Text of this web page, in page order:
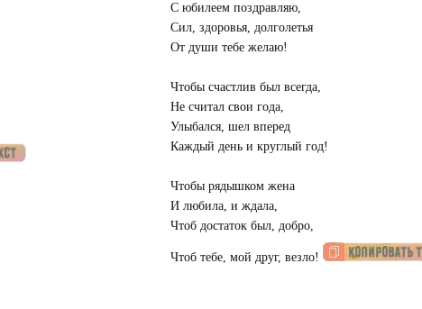
С юбилеем поздравляю,
Сил, здоровья, долголетья
От души тебе желаю!
Чтобы счастлив был всегда,
Не считал свои года,
Улыбался, шел вперед
Каждый день и круглый год!
Чтобы рядышком жена
И любила, и ждала,
Чтоб достаток был, добро,
Чтоб тебе, мой друг, везло!